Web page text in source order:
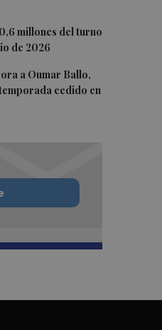
millones del turno
de 2026
a Oumar Ballo,
cedido en